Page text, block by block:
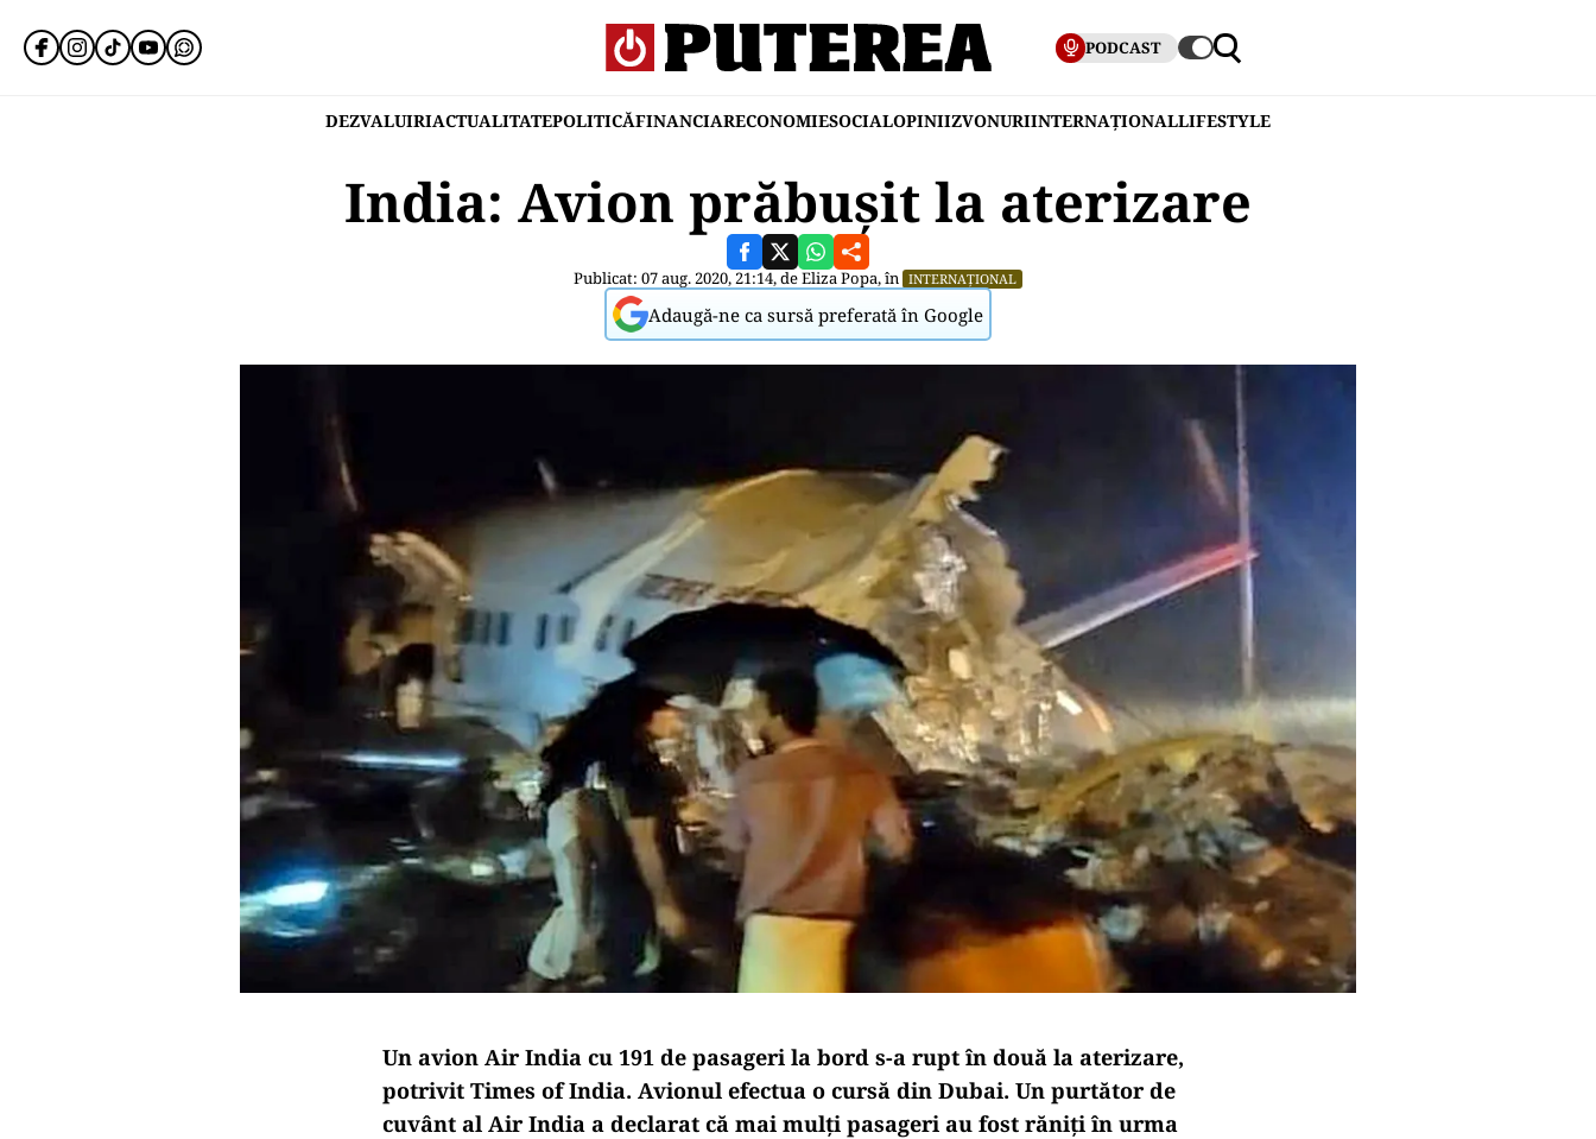
PODCAST
DEZVALUIRIACTUALITATEPOLITICĂFINANCIARECONOMIESOCIALOPINIIZVONURIINTERNAȚIONALLIFESTYLE
India: Avion prăbușit la aterizare
Publicat: 07 aug. 2020, 21:14, deEliza Popa, în INTERNAȚIONAL
Adaugă-ne ca sursă preferată în Google
Un avion Air India cu 191 de pasageri la bord s-a rupt în două la aterizare,
potrivit Times of India. Avionul efectua o cursă din Dubai. Un purtător de
cuvânt al Air India a declarat că mai mulți pasageri au fost răniți în urma